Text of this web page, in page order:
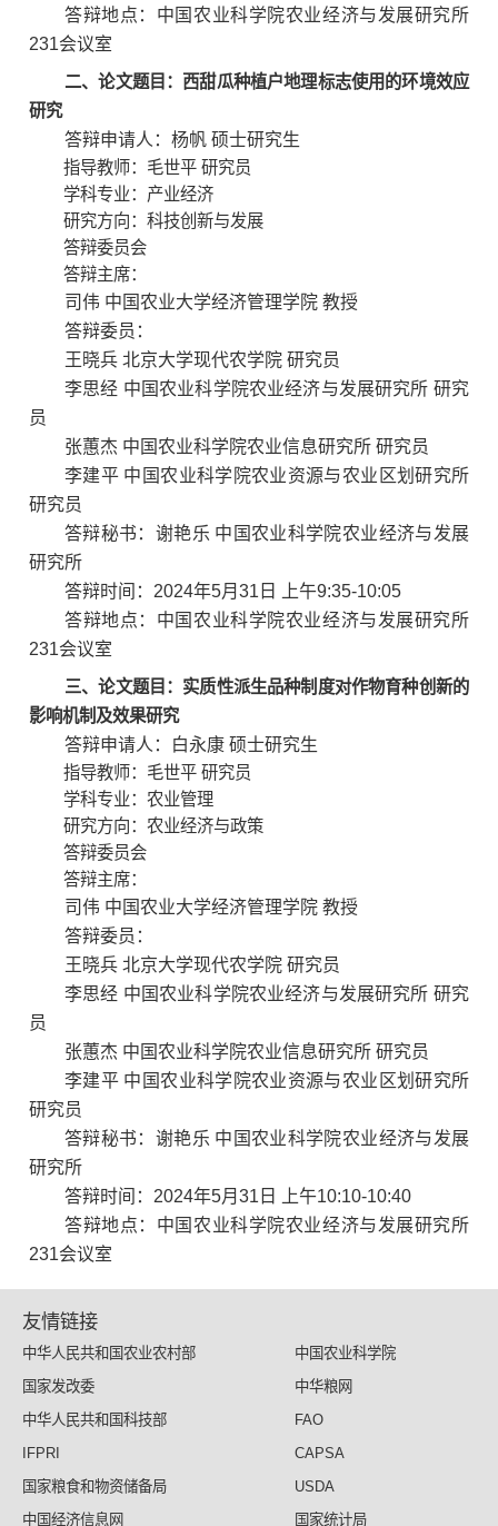
答辩地点：中国农业科学院农业经济与发展研究所
231会议室
二、论文题目： 西甜瓜种植户地理标志使用的环境效应
研究
答辩申请人：杨帆 硕士研究生
指导教师： 毛世平 研究员
学科专业： 产业经济
研究方向： 科技创新与发展
答辩委员会
答辩主席：
司伟 中国农业大学经济管理学院 教授
答辩委员：
王晓兵 北京大学现代农学院 研究员
李思经 中国农业科学院农业经济与发展研究所 研究
员
张蕙杰 中国农业科学院农业信息研究所 研究员
李建平 中国农业科学院农业资源与农业区划研究所
研究员
答辩秘书：谢艳乐 中国农业科学院农业经济与发展
研究所
答辩时间：2024年5月31日 上午9:35-10:05
答辩地点：中国农业科学院农业经济与发展研究所
231会议室
三、论文题目： 实质性派生品种制度对作物育种创新的
影响机制及效果研究
答辩申请人：白永康 硕士研究生
指导教师： 毛世平 研究员
学科专业： 农业管理
研究方向： 农业经济与政策
答辩委员会
答辩主席：
司伟 中国农业大学经济管理学院 教授
答辩委员：
王晓兵 北京大学现代农学院 研究员
李思经 中国农业科学院农业经济与发展研究所 研究
员
张蕙杰 中国农业科学院农业信息研究所 研究员
李建平 中国农业科学院农业资源与农业区划研究所
研究员
答辩秘书：谢艳乐 中国农业科学院农业经济与发展
研究所
答辩时间：2024年5月31日 上午10:10-10:40
答辩地点：中国农业科学院农业经济与发展研究所
231会议室
友情链接
中华人民共和国农业农村部
中国农业科学院
国家发改委
中华粮网
中华人民共和国科技部
FAO
IFPRI
CAPSA
国家粮食和物资储备局
USDA
中国经济信息网
国家统计局